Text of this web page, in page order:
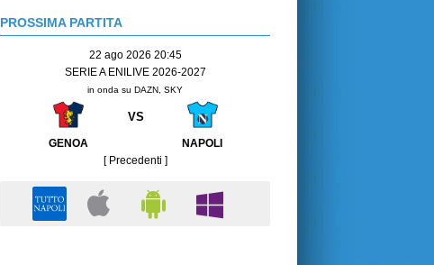
PROSSIMA PARTITA
22 ago 2026 20:45
SERIE A ENILIVE 2026-2027
in onda su DAZN, SKY
VS
GENOA
NAPOLI
[ Precedenti ]